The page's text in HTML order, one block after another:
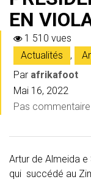
EN
1 510 vues
Actualités
,
Par afrikafoot
Mai 16, 2022
Pas commentaire
Artur de Almeida e
qui succédé au